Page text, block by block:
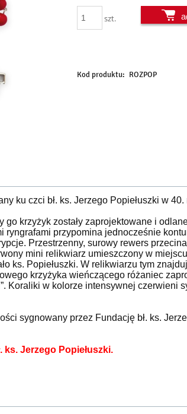
Jeżeli produkt jest
30 dni, wyświetlana
szt.
Kod produktu: ROZPOP
ku czci bł. ks. Jerzego Popiełuszki w
krzyżyk zostały zaprojektowane i
ryngrafami przypomina jednocześnie
Przestrzenny, surowy rewers
mini relikwiarz umieszczony w
ks. Popiełuszki. W relikwiarzu tym
krzyżyka wieńczącego różaniec
Koraliki w kolorze intensywnej czerwieni
sygnowany przez Fundację bł. ks.
ks. Jerzego Popiełuszki.